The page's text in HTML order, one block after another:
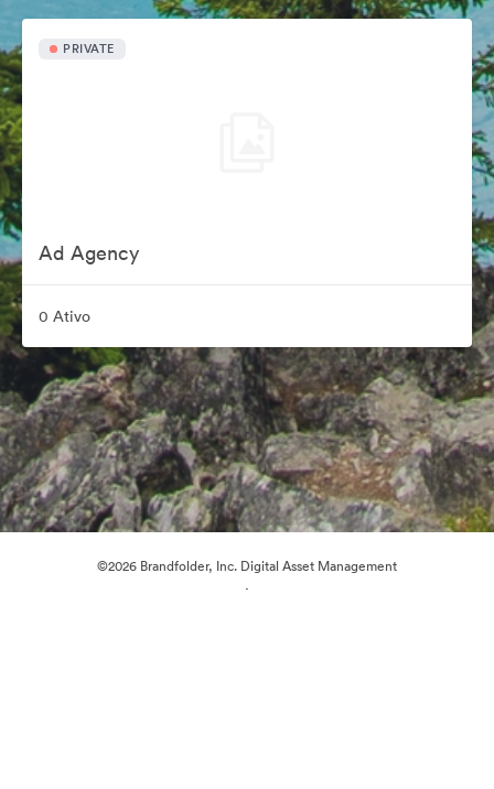
PRIVATE
Ad Agency
0 Ativo
©2026 Brandfolder, Inc. Digital Asset Management
·